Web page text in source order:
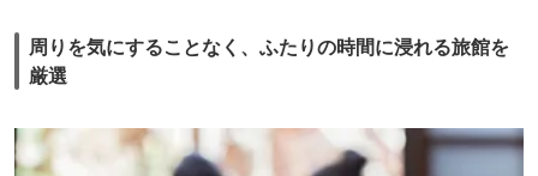
周りを気にすることなく、ふたりの時間に浸れる旅館を
厳選